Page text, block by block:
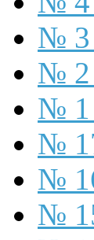
№ 3
№ 2
№ 1
№
№
№